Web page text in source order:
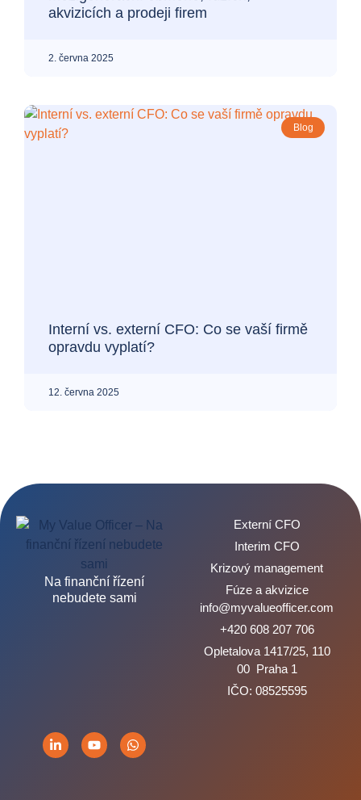
akvizicích a prodeji firem
2. června 2025
Blog
Interní vs. externí CFO: Co se vaší firmě
opravdu vyplatí?
12. června 2025
Na finanční řízení
nebudete sami
Externí CFO
Interim CFO
Krizový management
Fúze a akvizice
info@myvalueofficer.com
+420 608 207 706
Opletalova 1417/25, 110
00 Praha 1
IČO: 08525595